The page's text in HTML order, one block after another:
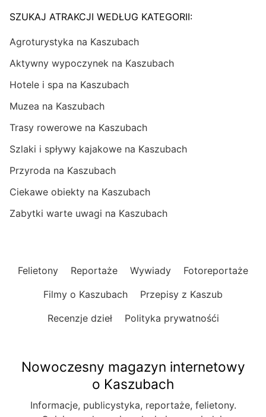
SZUKAJ ATRAKCJI WEDŁUG KATEGORII:
Agroturystyka na Kaszubach
Aktywny wypoczynek na Kaszubach
Hotele i spa na Kaszubach
Muzea na Kaszubach
Trasy rowerowe na Kaszubach
Szlaki i spływy kajakowe na Kaszubach
Przyroda na Kaszubach
Ciekawe obiekty na Kaszubach
Zabytki warte uwagi na Kaszubach
Felietony Reportaże Wywiady
Fotoreportaże
Filmy o Kaszubach
Przepisy z Kaszub
Recenzje dzieł
Polityka prywatnośći
Nowoczesny magazyn internetowy
o Kaszubach
Informacje, publicystyka, reportaże, felietony.